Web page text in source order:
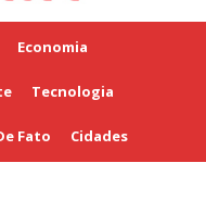
Economia
Tecnologia
Fato Cidades